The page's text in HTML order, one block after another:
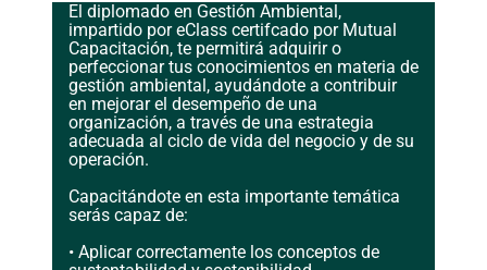
El diplomado en Gestión Ambiental,
impartido por eClass certifcado por Mutual
Capacitación, te permitirá adquirir o
perfeccionar tus conocimientos en materia de
gestión ambiental, ayudándote a contribuir
en mejorar el desempeño de una
organización, a través de una estrategia
adecuada al ciclo de vida del negocio y de su
operación.
Capacitándote en esta importante temática
serás capaz de:
• Aplicar correctamente los conceptos de